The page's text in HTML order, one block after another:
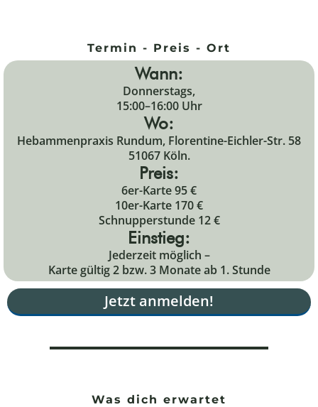
Termin - Preis - Ort
Wann:
Donnerstags,
15:00–16:00 Uhr
Wo:
Hebammenpraxis Rundum, Florentine-Eichler-Str. 58
51067 Köln.
Preis:
6er-Karte 95 €
10er-Karte 170 €
Schnupperstunde 12 €
Einstieg:
Jederzeit möglich –
Karte gültig 2 bzw. 3 Monate ab 1. Stunde
Jetzt anmelden!
Was dich erwartet